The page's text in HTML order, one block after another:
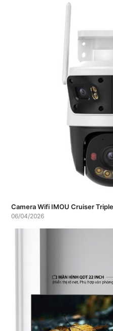
Camera Wifi IMOU Cruiser
06/04/2026